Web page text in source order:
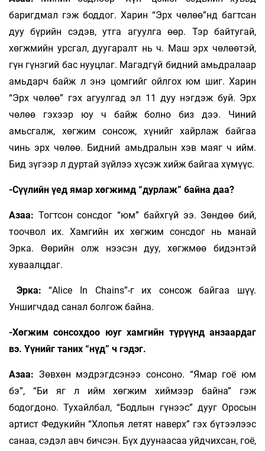
баригдмал гэж боддог. Харин “Эрх чөлөө”нд багтсан
дуу бүрийн сэдэв, утга агуулга өөр. Тэр байтугай,
хөгжмийн урсгал, дуугаралт нь ч. Маш эрх чөлөөтэй,
гүн гүнзгий бас нууцлаг. Магадгүй бидний амьдралаар
амьдарч байж л энэ цомгийг ойлгох юм шиг. Харин
“Эрх чөлөө” гэх агуулгад эл 11 дуу нэгдэж буй. Эрх
чөлөө гэхээр юу ч байж болно биз дээ. Чиний
амьсгалж, хөгжим сонсож, хүнийг хайрлаж байгаа
чинь эрх чөлөө. Бидний амьдралын хэв маяг ч ийм.
Бид зүгээр л дуртай зүйлээ хүсэж хийж байгаа хүмүүс.
-Сүүлийн үед ямар хөгжимд “дурлаж” байна даа?
Азаа: Тогтсон сонсдог “юм” байхгүй ээ. Зөндөө бий,
тоочвол их. Хамгийн их хөгжим сонсдог нь манай
Эрка. Өөрийн олж нээсэн дуу, хөгжмөө бидэнтэй
хуваалцдаг.
Эрка:“Alice In Chains”-г их сонсож байгаа шүү.
Уншигчдад санал болгож байна.
-Хөгжим сонсохдоо юуг хамгийн түрүүнд анзаардаг
вэ. Үүнийг таних “нүд” ч гэдэг.
Азаа: Зөвхөн мэдрэгдсэнээ сонсоно. “Ямар гоё юм
бэ”, “Би яг л ийм хөгжим хиймээр байна” гэж
бодогдоно. Тухайлбал, “Бодлын гүнээс” дууг Оросын
артист Федукийн “Хлопья летят наверх” гэх бүтээлээс
санаа, сэдэл авч бичсэн. Бүх дуунаасаа уйдчихсан, гоё,